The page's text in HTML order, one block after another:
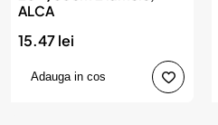
ALCA
15.47 lei
Adauga in cos